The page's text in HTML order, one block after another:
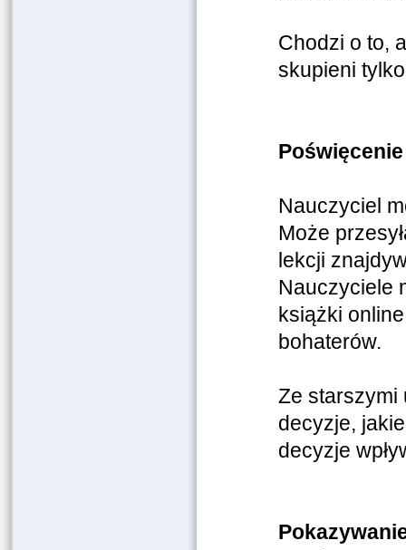
Chodzi o to,
skupieni
Nauczyciel
Może
lekcji
Nauczyciele
książki
bohaterów.
Ze starszymi
decyzje,
decyzje